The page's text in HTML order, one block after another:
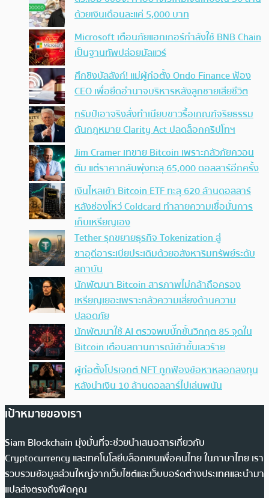
ด้วยเงินเดือนละแค่ 5,000 บาท
Microsoft เตือนภัยแฮกเกอร์กำลังใช้ BNB Chain
เป็นฐานทัพปล่อยมัลแวร์
ศึกชิงบัลลังก์! แม่ผู้ก่อตั้ง Ondo Finance ฟ้อง
CEO เพื่อยึดอำนาจบริหารหลังลูกชายเสียชีวิต
ทรัมป์เอาจริง สั่งทำเนียบขาวรื้อเกณฑ์จริยธรรม
ดันกฎหมาย Clarity Act ปลดล็อกคริปโทฯ
Jim Cramer เทขาย Bitcoin เพราะกลัวภัยควอน
ตัม แต่ราคากลับพุ่งทะลุ 65,000 ดอลลาร์อีกครั้ง
เงินไหลเข้า Bitcoin ETF ทะลุ 620 ล้านดอลลาร์
หลังช่องโหว่ Coldcard ทำลายความเชื่อมั่นการ
เก็บเหรียญเอง
Tether รุกขยายธุรกิจ Tokenization สู่
ซาอุดีอาระเบียประเดิมด้วยอสังหาริมทรัพย์ระดับ
สถาบัน
นักพัฒนา Bitcoin สารภาพไม่กล้าถือครอง
เหรียญเยอะเพราะกลัวความเสี่ยงด้านความ
ปลอดภัย
นักพัฒนาใช้ AI ตรวจพบบั๊กขั้นวิกฤต 85 จุดใน
Bitcoin เตือนสถานการณ์เข้าขั้นเลวร้าย
ผู้ก่อตั้งโปรเจกต์ NFT ถูกฟ้องข้อหาหลอกลงทุน
หลังนำเงิน 10 ล้านดอลลาร์ไปเล่นพนัน
เป้าหมายของเรา
Siam Blockchain มุ่งมั่นที่จะช่วยนำเสนอสารเกี่ยวกับ
Cryptocurrency และเทคโนโลยีบล็อกเชนเพื่อคนไทย ในภาษาไทย เรา
รวบรวมข้อมูลส่วนใหญ่จากเว็บไซต์และเว็บบอร์ดต่างประเทศและนำมา
แปลส่งตรงถึงฟีดคุณ